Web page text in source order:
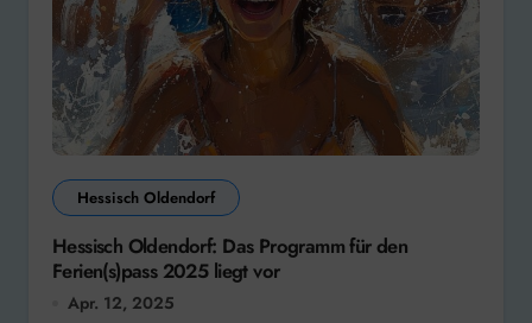
Hessisch Oldendorf
Hessisch Oldendorf: Das Programm für den
Ferien(s)pass 2025 liegt vor
Apr. 12, 2025